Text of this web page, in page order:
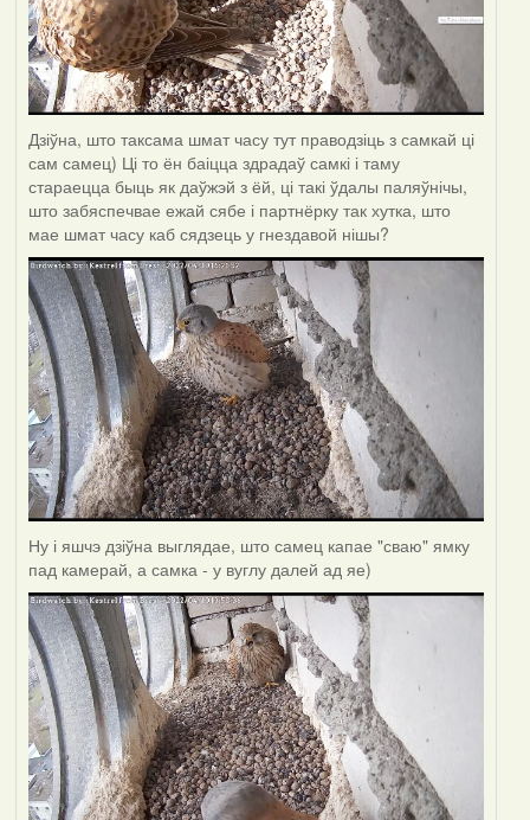
Дзіўна, што таксама шмат часу тут праводзіць з самкай ці
сам самец) Ці то ён баіцца здрадаў самкі і таму
стараецца быць як даўжэй з ёй, ці такі ўдалы паляўнічы,
што забяспечвае ежай сябе і партнёрку так хутка, што
мае шмат часу каб сядзець у гнездавой нішы?
Ну і яшчэ дзіўна выглядае, што самец капае "сваю" ямку
пад камерай, а самка - у вуглу далей ад яе)